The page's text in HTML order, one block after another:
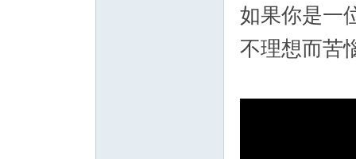
如果你是一
不理想而苦